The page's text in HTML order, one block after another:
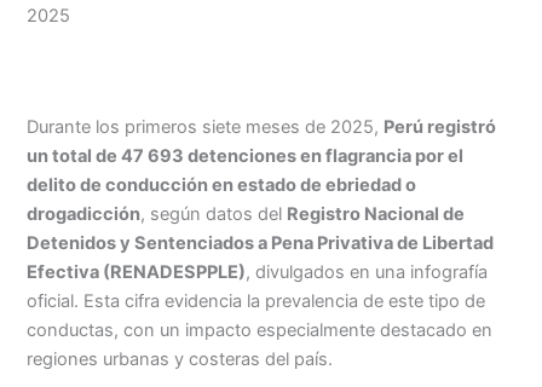
Menu
2025
Durante los primeros siete meses de 2025, Perú registró
un total de 47 693 detenciones en flagrancia por el
delito de conducción en estado de ebriedad o
drogadicción, según datos del Registro Nacional de
Detenidos y Sentenciados a Pena Privativa de Libertad
Efectiva (RENADESPPLE), divulgados en una infografía
oficial. Esta cifra evidencia la prevalencia de este tipo de
conductas, con un impacto especialmente destacado en
regiones urbanas y costeras del país.